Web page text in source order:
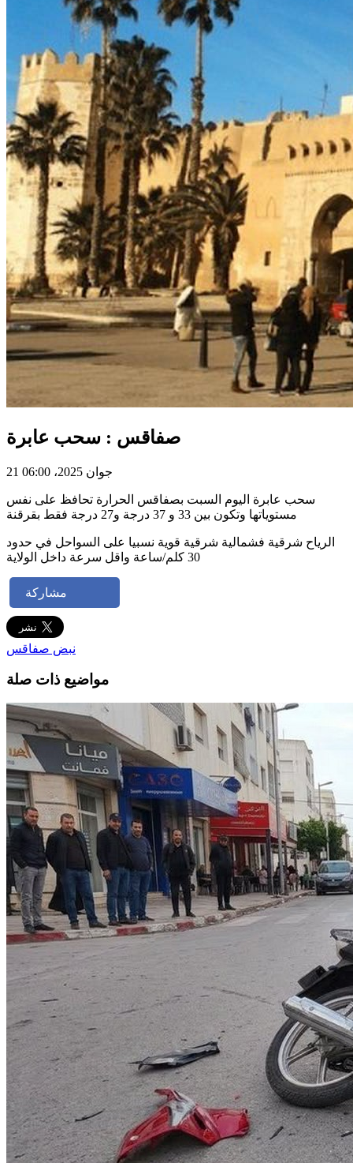
صفاقس : سحب عابرة
21 جوان 2025، 06:00
سحب عابرة اليوم السبت بصفاقس الحرارة تحافظ على نفس
مستوياتها وتكون بين 33 و 37 درجة و27 درجة فقط بقرقنة
الرياح شرقية فشمالية شرقية قوية نسبيا على السواحل في حدود
30 كلم/ساعة واقل سرعة داخل الولاية
مشاركة
نبض صفاقس
مواضيع ذات صلة